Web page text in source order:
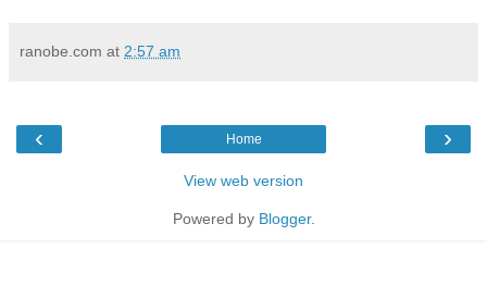
ranobe.com at 2:57 am
‹ ›
Home
View web version
Powered by Blogger.